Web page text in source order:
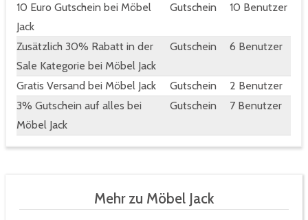
10 Euro Gutschein bei Möbel
Jack
Gutschein 10 Benutzer
Zusätzlich 30% Rabatt in der
Sale Kategorie bei Möbel Jack
Gutschein 6 Benutzer
Gratis Versand bei Möbel Jack Gutschein
2 Benutzer
3% Gutschein auf alles bei
Möbel Jack
Gutschein 7 Benutzer
Mehr zu Möbel Jack